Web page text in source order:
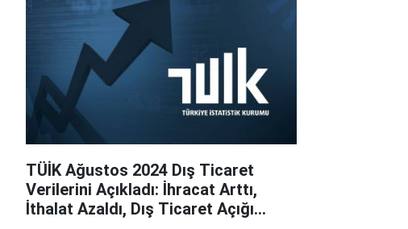
TÜİK Ağustos 2024 Dış Ticaret
Verilerini Açıkladı: İhracat Arttı,
İthalat Azaldı, Dış Ticaret Açığı